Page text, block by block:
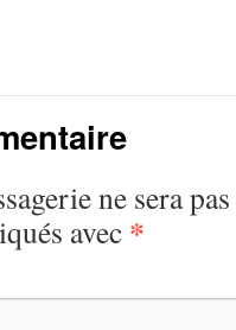
ne sera
avec *